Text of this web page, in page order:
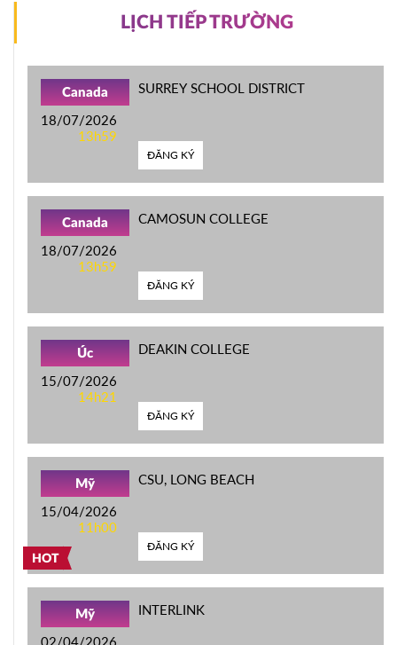
LỊCH TIẾP TRƯỜNG
Canada
18/07/2026
13h59
SURREY SCHOOL DISTRICT
ĐĂNG KÝ
Canada
18/07/2026
13h59
CAMOSUN COLLEGE
ĐĂNG KÝ
Úc
15/07/2026
14h21
DEAKIN COLLEGE
ĐĂNG KÝ
HOT
Mỹ
15/04/2026
11h00
CSU, LONG BEACH
ĐĂNG KÝ
Mỹ INTERLINK